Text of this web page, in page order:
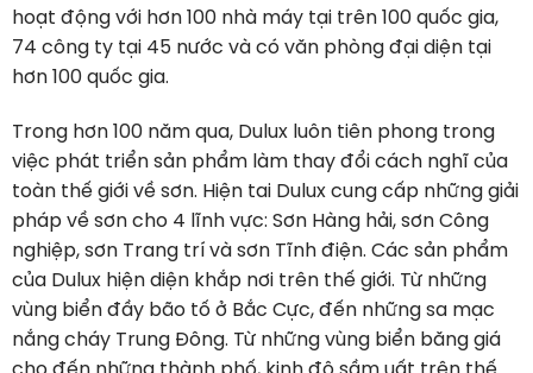
hoạt động với hơn 100 nhà máy tại trên 100 quốc gia,
74 công ty tại 45 nước và có văn phòng đại diện tại
hơn 100 quốc gia.
Trong hơn 100 năm qua, Dulux luôn tiên phong trong
việc phát triển sản phẩm làm thay đổi cách nghĩ của
toàn thế giới về sơn. Hiện tai Dulux cung cấp những giải
pháp về sơn cho 4 lĩnh vực: Sơn Hàng hải, sơn Công
nghiệp, sơn Trang trí và sơn Tĩnh điện. Các sản phẩm
của Dulux hiện diện khắp nơi trên thế giới. Từ những
vùng biển đầy bão tố ở Bắc Cực, đến những sa mạc
nắng cháy Trung Đông. Từ những vùng biển băng giá